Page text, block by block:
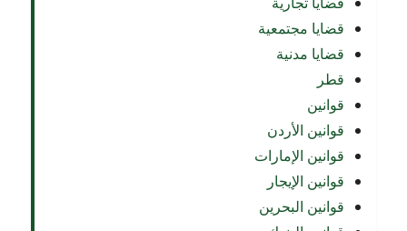
قضايا مجتمعية
قضايا مدنية
قطر
قوانين
قوانين الأردن
قوانين الإمارات
قوانين الإيجار
قوانين البحرين